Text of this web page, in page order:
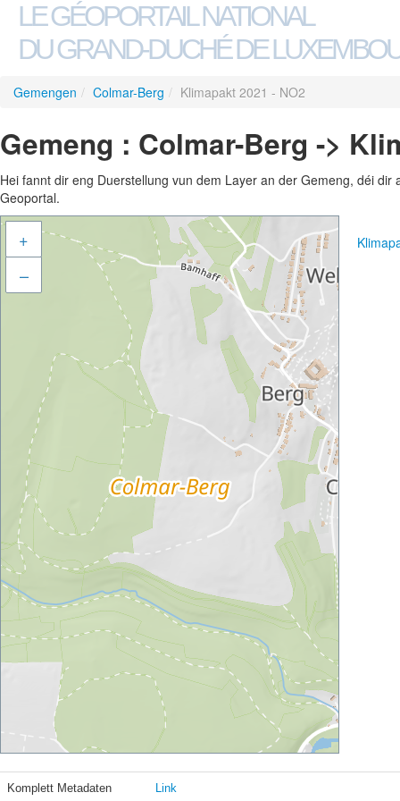
LE GÉOPORTAIL NATIONAL
DU GRAND-DUCHÉ DE
Gemengen / Colmar-Berg / Klimapakt 2021 - NO2
Gemeng : Colmar-Berg ->
Hei fannt dir eng Duerstellung vun dem Layer an der Gemeng, déi
Geoportal.
+
–
Komplett Metadaten Link